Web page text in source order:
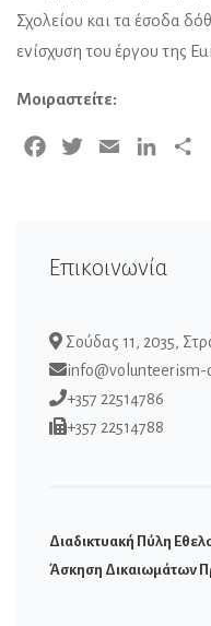
Σχολείου και τα έσοδα
ενίσχυση του έργου της
Μοιραστείτε:
Facebook
Twitter Email
Επικοινωνία
Σούδας 11, 2035,
info@volunteerism-
+357 22514786
+357 22514788
Διαδικτυακή Πύλη
Άσκηση Δικαιωμάτων